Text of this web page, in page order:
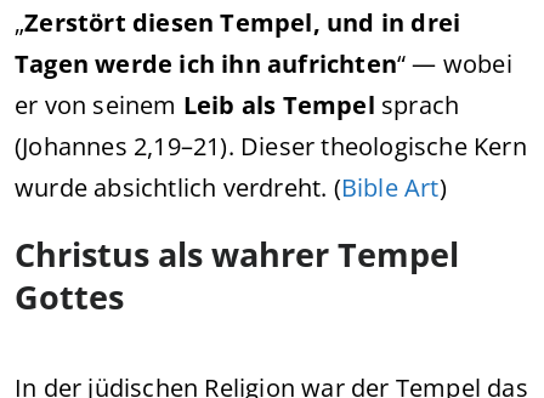
„Zerstört diesen Tempel, und in drei
Tagen werde ich ihn aufrichten“ — wobei
er von seinem Leib als Tempel sprach
(Johannes 2,19–21). Dieser theologische Kern
wurde absichtlich verdreht. (Bible Art)
Christus als wahrer Tempel
Gottes
In der jüdischen Religion war der Tempel das